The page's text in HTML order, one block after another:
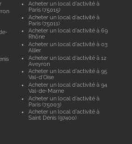
Acheter un local d'activité à
Paris (75015)
Acheter un local d'activité à
Paris (75011)
Acheter un local d'activité à 69
Rhône
Acheter un local d'activité à 03
Allier
Acheter un local d'activité à 12
Aveyron
Acheter un local d'activité à 95
Val-d'Oise
Acheter un local d'activité à 94
Val-de-Marne
Acheter un local d'activité à
Paris (75003)
Acheter un local d'activité à
Saint Denis (97400)